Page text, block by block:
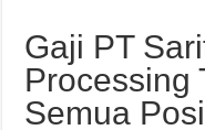
Gaji PT
Processing
Semua